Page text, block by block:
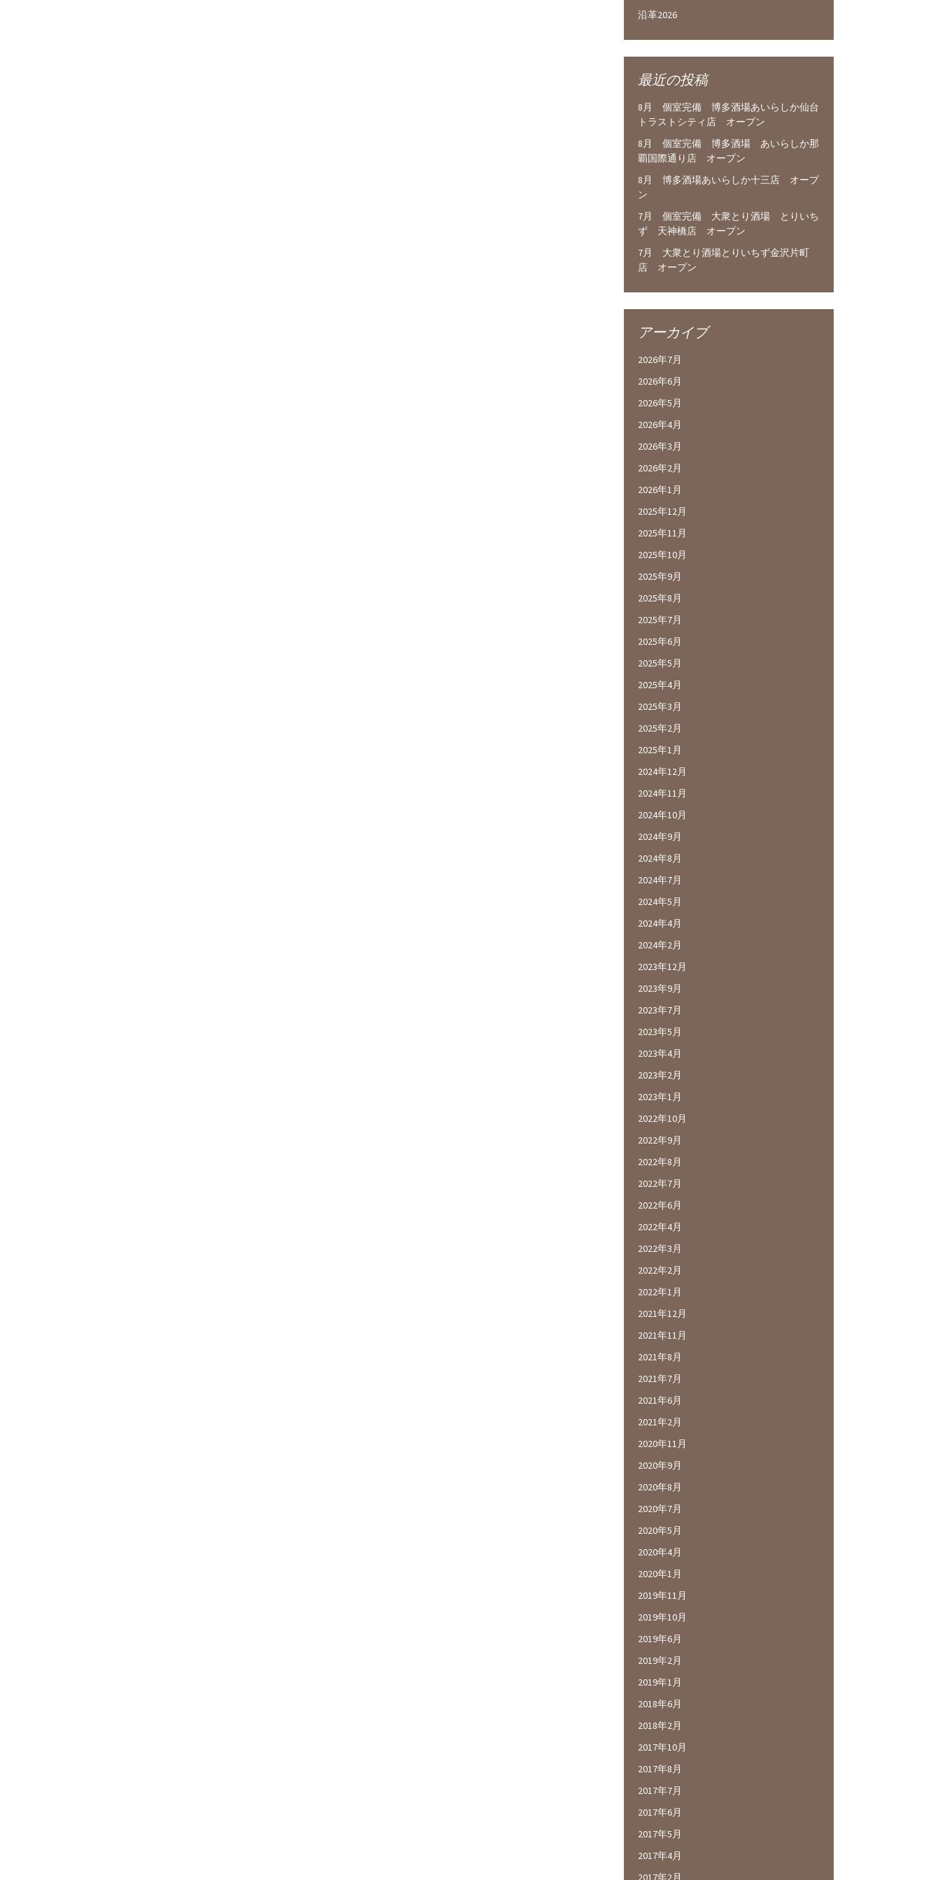
沿革2026
最近の投稿
8月 個室完備 博多酒場あいらしか仙台
トラストシティ店 オープン
8月 個室完備 博多酒場 あいらしか那
覇国際通り店 オープン
8月 博多酒場あいらしか十三店 オープ
ン
7月 個室完備 大衆とり酒場 とりいち
ず 天神橋店 オープン
7月 大衆とり酒場とりいちず金沢片町
店 オープン
アーカイブ
2026年7月
2026年6月
2026年5月
2026年4月
2026年3月
2026年2月
2026年1月
2025年12月
2025年11月
2025年10月
2025年9月
2025年8月
2025年7月
2025年6月
2025年5月
2025年4月
2025年3月
2025年2月
2025年1月
2024年12月
2024年11月
2024年10月
2024年9月
2024年8月
2024年7月
2024年5月
2024年4月
2024年2月
2023年12月
2023年9月
2023年7月
2023年5月
2023年4月
2023年2月
2023年1月
2022年10月
2022年9月
2022年8月
2022年7月
2022年6月
2022年4月
2022年3月
2022年2月
2022年1月
2021年12月
2021年11月
2021年8月
2021年7月
2021年6月
2021年2月
2020年11月
2020年9月
2020年8月
2020年7月
2020年5月
2020年4月
2020年1月
2019年11月
2019年10月
2019年6月
2019年2月
2019年1月
2018年6月
2018年2月
2017年10月
2017年8月
2017年7月
2017年6月
2017年5月
2017年4月
2017年2月